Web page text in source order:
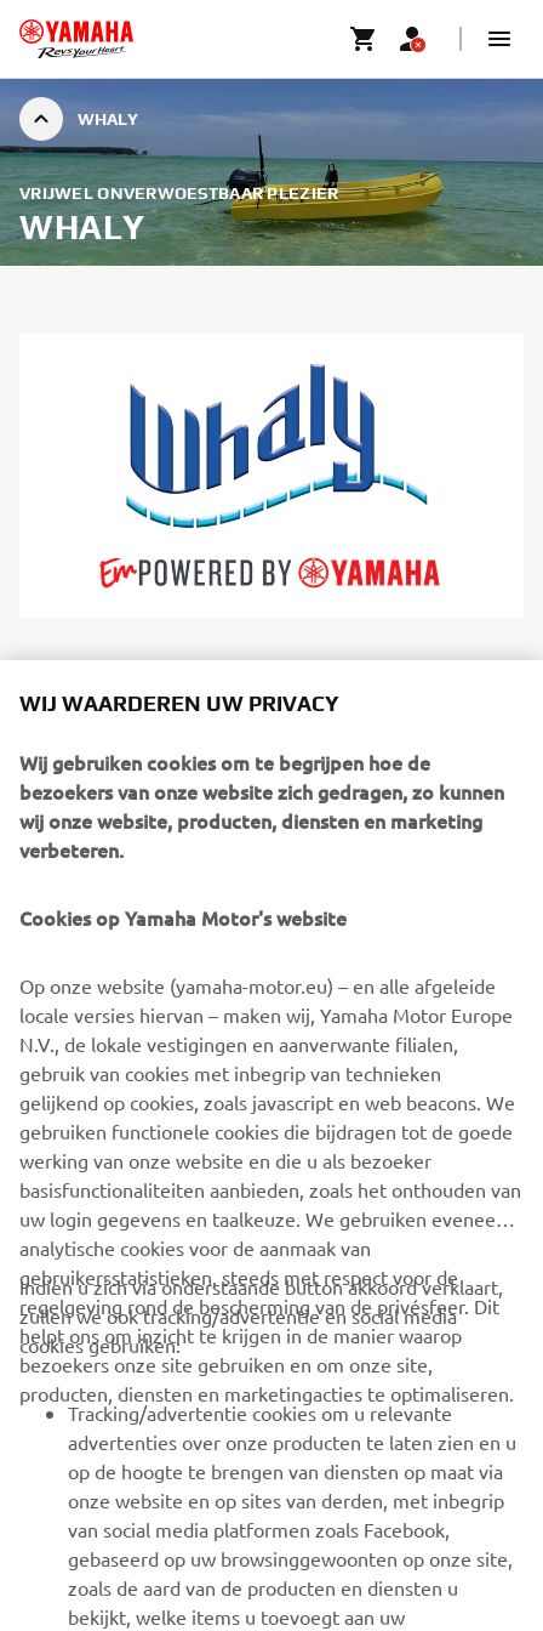
WHALY
VRIJWEL ONVERWOESTBAAR PLEZIER
WHALY
100% recyclebaar HDPE/polyethyleen, waardoor ze
zijn ontworpen voor situaties waarin betrouwbaarheid en
eenvoud belangrijker zijn dan glans of complexiteit.
Whaly‑boten zijn ideaal voor gezinnen, verhuurbedrijven,
reddingsteams en praktische gebruikers; ze zijn veilig,
beschutte wateren, hengelsport, transport en zorgeloze
avonturen.
OFFICIËLE WEBSITE VAN WHALY
CORPORATE
BUSINESS
MEER YAMAHA
SUPPORT
NIEUWSBRIEF
WIJ WAARDEREN UW PRIVACY
Wij gebruiken cookies om te begrijpen hoe de
bezoekers van onze website zich gedragen, zo kunnen
wij onze website, producten, diensten en marketing
verbeteren.
Cookies op Yamaha Motor's website
Op onze website (yamaha-motor.eu) – en alle afgeleide
locale versies hiervan – maken wij, Yamaha Motor Europe
N.V., de lokale vestigingen en aanverwante filialen,
gebruik van cookies met inbegrip van technieken
gelijkend op cookies, zoals javascript en web beacons. We
gebruiken functionele cookies die bijdragen tot de goede
werking van onze website en die u als bezoeker
basisfunctionaliteiten aanbieden, zoals het onthouden van
uw login gegevens en taalkeuze. We gebruiken eveneens
analytische cookies voor de aanmaak van
gebruikersstatistieken, steeds met respect voor de
regelgeving rond de bescherming van de privésfeer. Dit
helpt ons om inzicht te krijgen in de manier waarop
bezoekers onze site gebruiken en om onze site,
producten, diensten en marketingacties te optimaliseren.
Indien u zich via onderstaande button akkoord verklaart,
zullen we ook tracking/advertentie en social media
cookies gebruiken:
Tracking/advertentie cookies om u relevante
advertenties over onze producten te laten zien en u
op de hoogte te brengen van diensten op maat via
onze website en op sites van derden, met inbegrip
van social media platformen zoals Facebook,
gebaseerd op uw browsinggewoonten op onze site,
zoals de aard van de producten en diensten u
bekijkt, welke items u toevoegt aan uw